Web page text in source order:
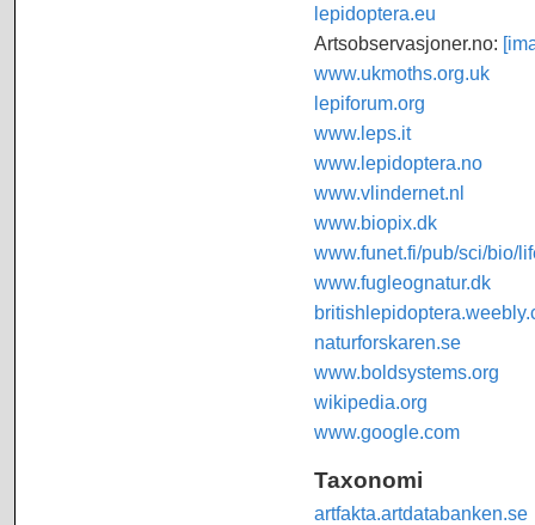
lepidoptera.eu
Artsobservasjoner.no:
www.ukmoths.org.uk
lepiforum.org
www.leps.it
www.lepidoptera.no
www.vlindernet.nl
www.biopix.dk
www.funet.fi/pub/sci/bio/
www.fugleognatur.dk
naturforskaren.se
www.boldsystems.org
wikipedia.org
www.google.com
Taxonomi
artfakta.artdatabanken.se